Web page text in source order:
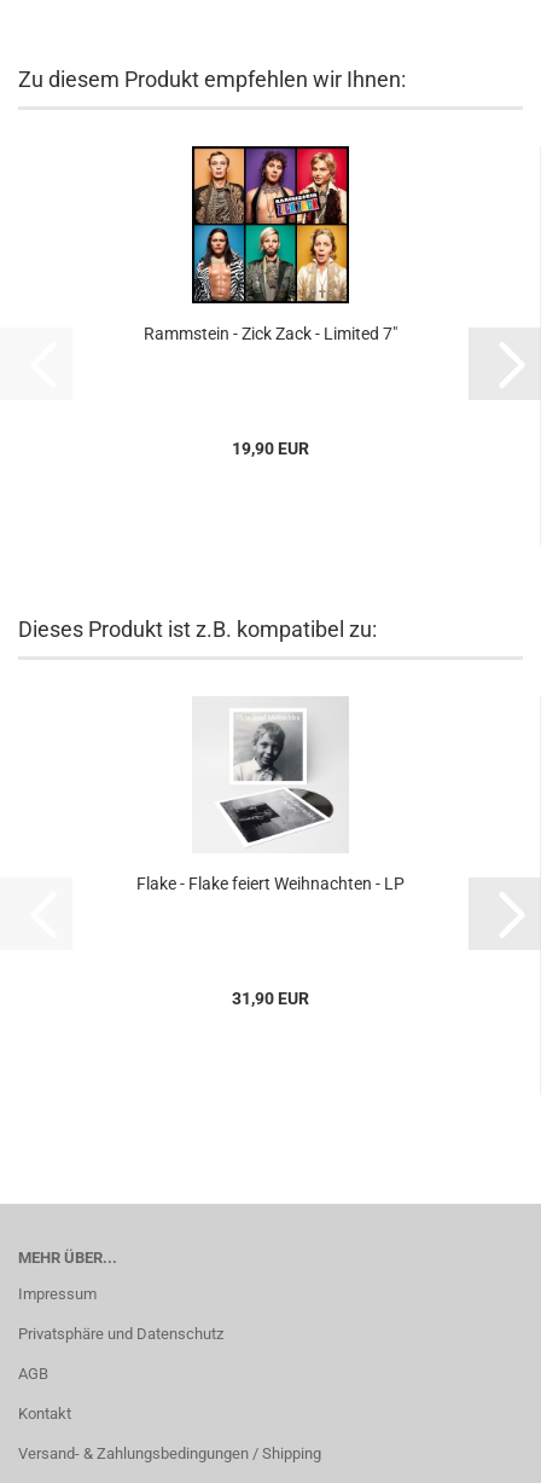
Zu diesem Produkt empfehlen wir Ihnen:
Rammstein - Zick Zack - Limited 7"
19,90 EUR
Dieses Produkt ist z.B. kompatibel zu:
Flake - Flake feiert Weihnachten - LP
31,90 EUR
MEHR ÜBER...
Impressum
Privatsphäre und Datenschutz
AGB
Kontakt
Versand- & Zahlungsbedingungen / Shipping